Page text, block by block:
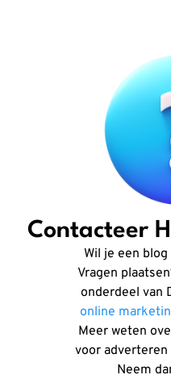
Contacteer
Wil je een
Vragen
onderdeel van
online
Meer weten
voor adverteren
Neem